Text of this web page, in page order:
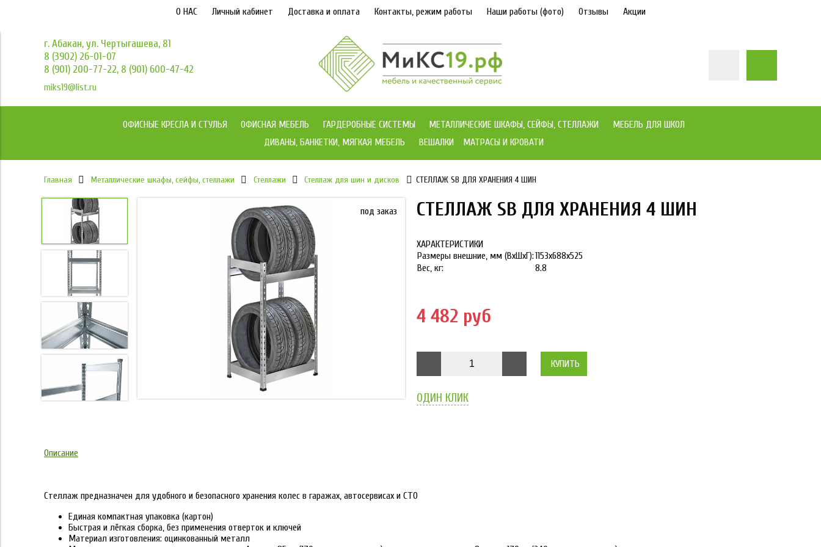
О НАС Личный кабинет Доставка и оплата Контакты, режим работы Наши работы (фото) Отзывы Акции
г. Абакан, ул. Чертыгашева, 81
8 (3902) 26-01-07
8 (901) 200-77-22, 8 (901) 600-47-42
miks19@list.ru
ОФИСНЫЕ КРЕСЛА И СТУЛЬЯ ОФИСНАЯ МЕБЕЛЬ ГАРДЕРОБНЫЕ СИСТЕМЫ МЕТАЛЛИЧЕСКИЕ ШКАФЫ, СЕЙФЫ, СТЕЛЛАЖИ
МЕБЕЛЬ ДЛЯ ШКОЛ
ДИВАНЫ, БАНКЕТКИ, МЯГКАЯ МЕБЕЛЬ
ВЕШАЛКИ МАТРАСЫ И КРОВАТИ
Главная Металлические шкафы, сейфы, стеллажи Стеллажи Стеллаж для шин и дисков СТЕЛЛАЖ SB ДЛЯ ХРАНЕНИЯ 4 ШИН
под заказ под заказ
СТЕЛЛАЖ SB ДЛЯ ХРАНЕНИЯ 4 ШИН
ХАРАКТЕРИСТИКИ
Размеры внешние, мм (ВхШхГ):1153x688x525
Вес, кг:
8.8
4 482 руб
КУПИТЬ
ОДИН КЛИК
Описание
Стеллаж предназначен для удобного и безопасного хранения колес в гаражах, автосервисах и СТО
Единая компактная упаковка (картон)
Быстрая и лёгкая сборка, без применения отверток и ключей
Материал изготовления: оцинкованный металл